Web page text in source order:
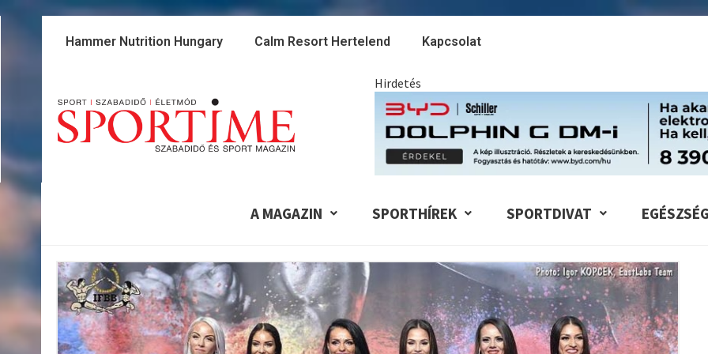
Hammer Nutrition Hungary Calm Resort Hertelend Kapcsolat
Hirdetés
A MAGAZIN SPORTHÍREK SPORTDIVAT EGÉSZSÉG